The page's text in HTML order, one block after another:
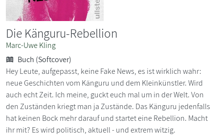
Die Känguru-Rebellion
Marc-Uwe Kling
Buch (Softcover)
Hey Leute, aufgepasst, keine Fake News, es ist wirklich wahr:
neue Geschichten vom Känguru und dem Kleinkünstler. Wird
auch echt Zeit. Ich meine, guckt euch mal um in der Welt. Von
den Zuständen kriegt man ja Zustände. Das Känguru jedenfalls
hat keinen Bock mehr darauf und startet eine Rebellion. Macht
ihr mit? Es wird politisch, aktuell - und extrem witzig.